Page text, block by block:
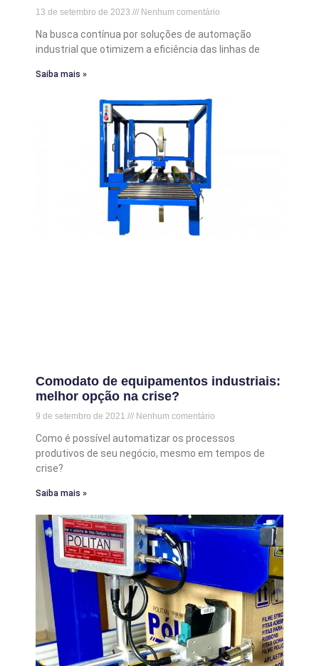
13 de setembro de 2023 Nenhum comentário
Na busca contínua por soluções de automação
industrial que otimizem a eficiência das linhas de
Saiba mais »
Comodato de equipamentos industriais:
melhor opção na crise?
9 de setembro de 2021 Nenhum comentário
Como é possível automatizar os processos
produtivos de seu negócio, mesmo em tempos de
crise?
Saiba mais »